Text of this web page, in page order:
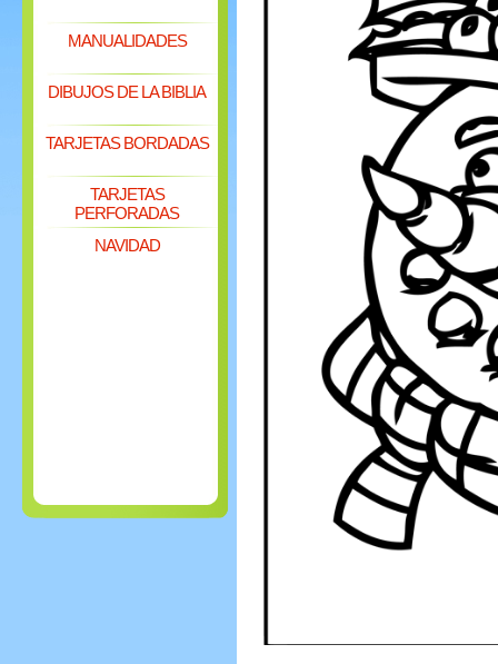
MANUALIDADES
DIBUJOS DE LA BIBLIA
TARJETAS BORDADAS
TARJETAS
PERFORADAS
NAVIDAD